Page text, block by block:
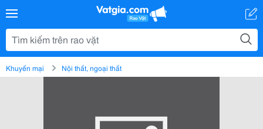
Khuyến mại Nội thất, ngoại thất